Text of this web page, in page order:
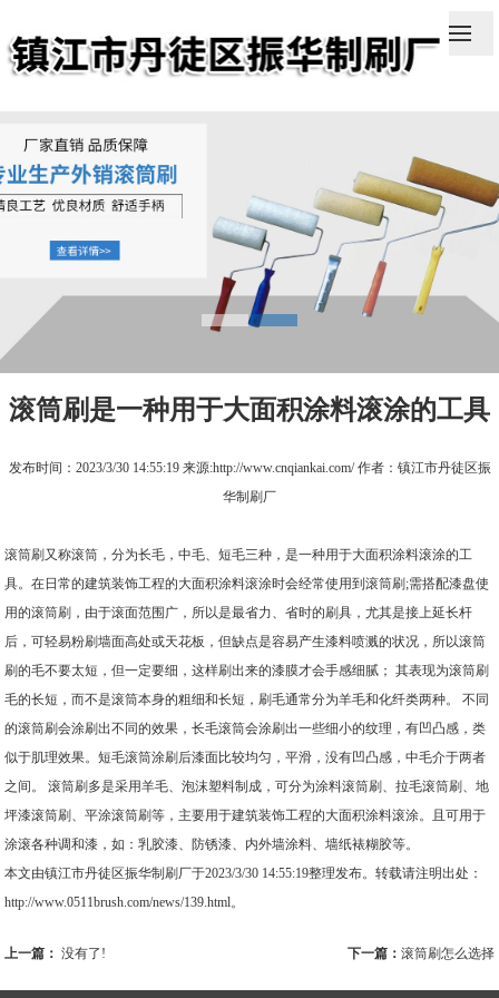
1 2
滚筒刷是一种用于大面积涂料滚涂的工具
发布时间：2023/3/30 14:55:19 来源:http://www.cnqiankai.com/ 作者：镇江市丹徒区振
华制刷厂
滚筒刷又称滚筒，分为长毛，中毛、短毛三种，是一种用于大面积涂料滚涂的工
具。在日常的建筑装饰工程的大面积涂料滚涂时会经常使用到滚筒刷;需搭配漆盘使
用的滚筒刷，由于滚面范围广，所以是最省力、省时的刷具，尤其是接上延长杆
后，可轻易粉刷墙面高处或天花板，但缺点是容易产生漆料喷溅的状况，所以滚筒
刷的毛不要太短，但一定要细，这样刷出来的漆膜才会手感细腻； 其表现为滚筒刷
毛的长短，而不是滚筒本身的粗细和长短，刷毛通常分为羊毛和化纤类两种。 不同
的滚筒刷会涂刷出不同的效果，长毛滚筒会涂刷出一些细小的纹理，有凹凸感，类
似于肌理效果。短毛滚筒涂刷后漆面比较均匀，平滑，没有凹凸感，中毛介于两者
之间。 滚筒刷多是采用羊毛、泡沫塑料制成，可分为涂料滚筒刷、拉毛滚筒刷、地
坪漆滚筒刷、平涂滚筒刷等，主要用于建筑装饰工程的大面积涂料滚涂。且可用于
涂滚各种调和漆，如：乳胶漆、防锈漆、内外墙涂料、墙纸裱糊胶等。
本文由镇江市丹徒区振华制刷厂于2023/3/30 14:55:19整理发布。转载请注明出处：
http://www.0511brush.com/news/139.html。
上一篇： 没有了! 下一篇： 滚筒刷怎么选择